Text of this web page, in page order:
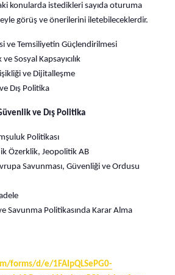
konularda istedikleri sayıda oturuma
görüş ve önerilerini iletebileceklerdir.
ve Temsiliyetin Güçlendirilmesi
Sosyal Kapsayıcılık
ve Dijitalleşme
Dış Politika
ve Dış Politika
Politikası
Özerklik, Jeopolitik AB
Savunması, Güvenliği ve Ordusu
Savunma Politikasında Karar Alma
forms/d/e/1FAIpQLSePG0-